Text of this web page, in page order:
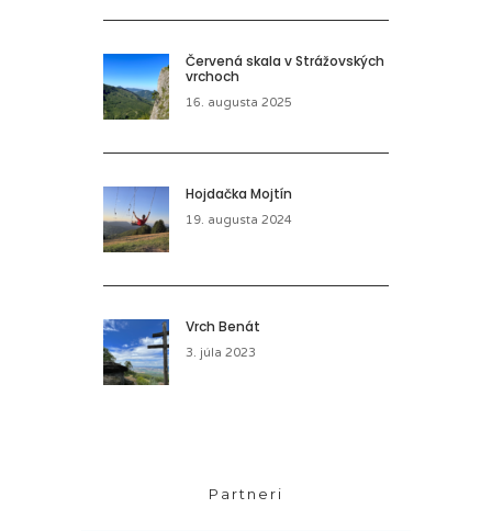
Červená skala v Strážovských
vrchoch
16. augusta 2025
Hojdačka Mojtín
19. augusta 2024
Vrch Benát
3. júla 2023
Partneri